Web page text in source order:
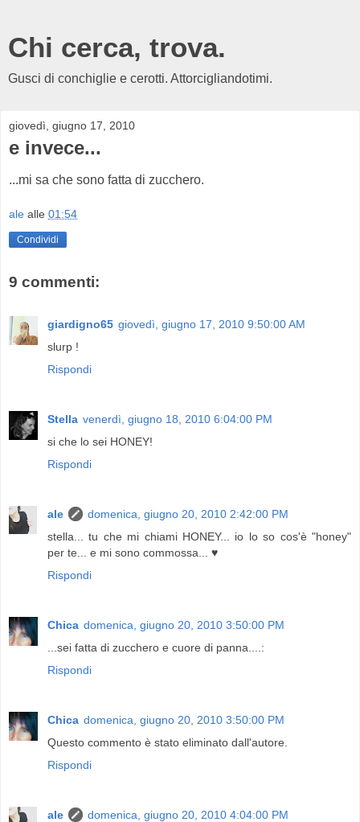
Chi cerca, trova.
Gusci di conchiglie e cerotti. Attorcigliandotimi.
giovedì, giugno 17, 2010
e invece...
...mi sa che sono fatta di zucchero.
ale alle 01:54
Condividi
9 commenti:
giardigno65 giovedì, giugno 17, 2010 9:50:00 AM
slurp !
Rispondi
Stella venerdì, giugno 18, 2010 6:04:00 PM
si che lo sei HONEY!
Rispondi
ale
domenica, giugno 20, 2010 2:42:00 PM
stella... tu che mi chiami HONEY... io lo so cos'è "honey"
per te... e mi sono commossa... ♥
Rispondi
Chica domenica, giugno 20, 2010 3:50:00 PM
...sei fatta di zucchero e cuore di panna....:
Rispondi
Chica domenica, giugno 20, 2010 3:50:00 PM
Questo commento è stato eliminato dall'autore.
Rispondi
ale
domenica, giugno 20, 2010 4:04:00 PM